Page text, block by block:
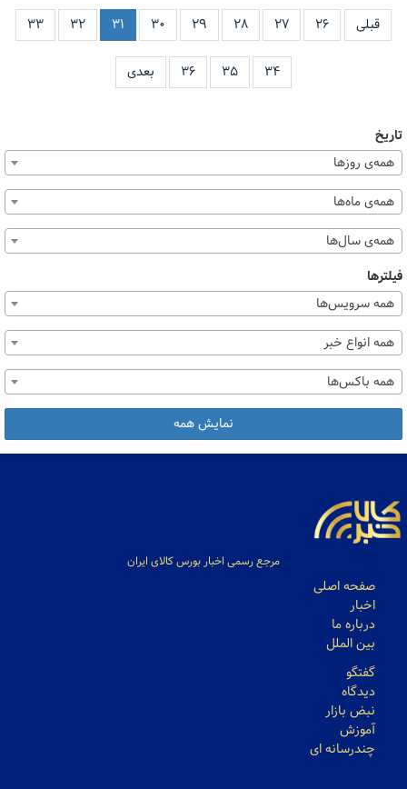
قبلی ۲۶ ۲۷ ۲۸ ۲۹ ۳۰ ۳۱ ۳۲ ۳۳
۳۴ ۳۵ ۳۶ بعدی
تاریخ
همه‌ی روزها
همه‌ی ماه‌ها
همه‌ی سال‌ها
فیلترها
همه سرویس‌ها
همه انواع خبر
همه باکس‌ها
نمایش همه
مرجع رسمی اخبار بورس کالای ایران
صفحه اصلی
اخبار
درباره ما
بین الملل
گفتگو
دیدگاه
نبض بازار
آموزش
چندرسانه ای